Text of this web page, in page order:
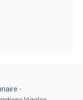
-